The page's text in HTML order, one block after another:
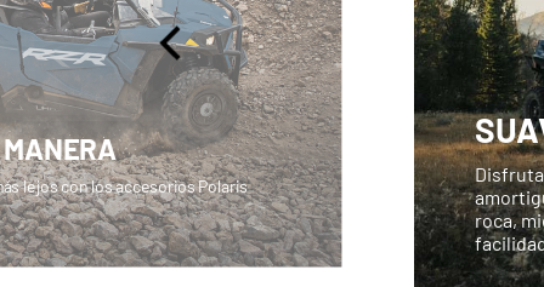
lejos con los accesorios Polaris
roca,